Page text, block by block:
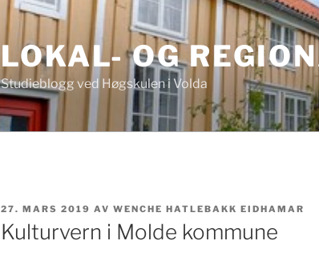
LOKAL- OG
Studieblogg ved Høgskulen i Volda
PUBLISERT
27. MARS 2019 AV WENCHE HATLEBAKK EIDHAMAR
Kulturvern i Molde kommune